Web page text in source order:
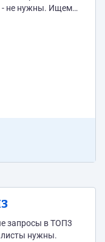
- не нужны. Ищем
запросы в ТОП3
нужны.